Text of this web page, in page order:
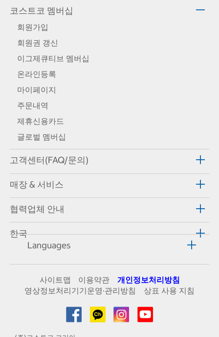
코스트코 멤버십
회원가입
회원권 갱신
이그제큐티브 멤버십
온라인등록
마이페이지
주문내역
제휴신용카드
글로벌 멤버십
고객센터(FAQ/문의)
매장 & 서비스
협력업체 안내
한국
Languages
사이트맵 이용약관
개인정보처리방침
영상정보처리기기운영·관리방침
상표 사용 지침